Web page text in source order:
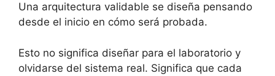
Una arquitectura validable se diseña pensando
desde el inicio en cómo será probada.
Esto no significa diseñar para el laboratorio y
olvidarse del sistema real. Significa que cada